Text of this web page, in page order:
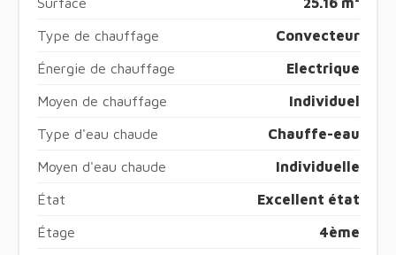
Type de chauffage Convecteur
Énergie de chauffage Electrique
Moyen de chauffage Individuel
Type d'eau chaude Chauffe-eau
Moyen d'eau chaude Individuelle
État Excellent état
Étage 4ème